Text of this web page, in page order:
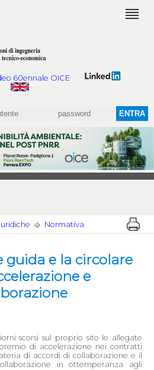
60ennale OICE
Normativa
guida e la circolare
e
scorsi sul proprio sito le allegate
di accelerazione nei contratti
di accordi di collaborazione e il
in ottemperanza agli